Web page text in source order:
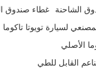
الشاحنة غطاء صندوق
لسيارة تويوتا تاكوما
الأصلي
القابل للطي